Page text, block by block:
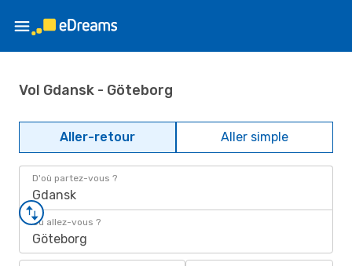
Vol Gdansk - Göteborg
Aller-retour Aller simple
D'où partez-vous ?
Gdansk
Où allez-vous ?
Göteborg